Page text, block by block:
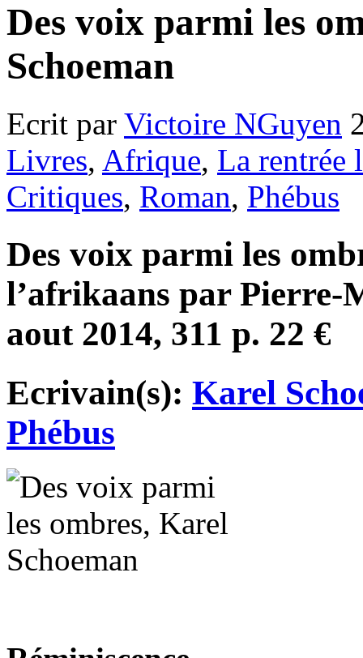
Des voix parmi les
Schoeman
Ecrit par Victoire NGuyen
Livres, Afrique, La rentrée
Critiques, Roman, Phébus
Des voix parmi les
l’afrikaans par Pierre-
aout 2014, 311 p. 22 €
Ecrivain(s): Karel
Phébus